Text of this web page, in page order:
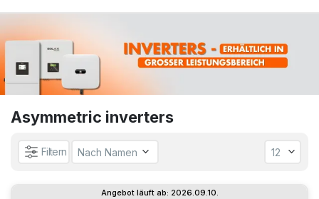
Asymmetric inverters
Filtern
Angebot läuft ab: 2026.09.10.